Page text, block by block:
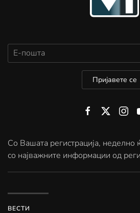
Пријавете се
Со Вашата регистрација, неделно
со најважните информации од
ВЕСТИ